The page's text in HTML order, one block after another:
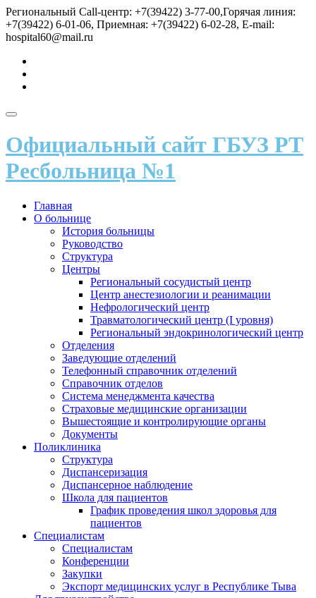
Перейти
к
содержимому
Региональный Call-центр: +7(39422) 3-77-00,Горячая линия:
+7(39422) 6-01-06, Приемная: +7(39422) 6-02-28, E-mail:
hospital60@mail.ru
Показать/
навигацию
Официальный сайт ГБУЗ РТ
Ресбольница №1
Главная
О больнице
История больницы
Руководство
Структура
Центры
Региональный сосудистый центр
Центр анестезиологии и реанимации
Нефрологический центр
Травматологический центр (I уровня)
Региональный эндокринологический центр
Отделения
Заведующие отделений
Телефонный справочник отделений
Справочник отделов
Система менеджмента качества
Страховые медицинские организации
Вышестоящие и контролирующие органы
Документы
Поликлиника
Структура
Диспансеризация
Диспансерное наблюдение
Школа для пациентов
График проведения школ здоровья для
пациентов
Специалистам
Специалистам
Конференции
Закупки
Экспорт медицинских услуг в Республике Тыва